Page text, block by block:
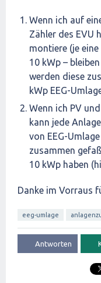
Wenn ich auf
Zähler des EVU
montiere (je
10 kWp –
werden diese
kWp EEG-
Wenn ich PV
kann jede
von EEG-
zusammen
10 kWp haben
Danke im Vorraus
eeg-umlage